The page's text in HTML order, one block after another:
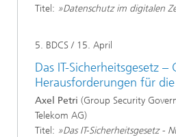
Titel: »Datenschutz im digitalen
5. BDCS / 15. April
Das IT-Sicherheitsgesetz –
Herausforderungen für
Axel Petri (Group Security
Telekom AG)
Titel: »Das IT-Sicherheitsgesetz -